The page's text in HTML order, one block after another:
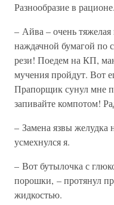
Разнообразие в рационе.
– Айва – очень
наждачной бумагой по
рези! Поедем на КП,
мучения пройдут. Вот
Прапорщик сунул мне
запивайте компотом!
– Замена язвы
усмехнулся я.
– Вот бутылочка с
порошки, – протянул
жидкостью.